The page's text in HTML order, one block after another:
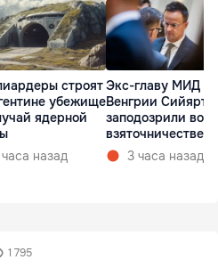
строят
убежище
ядерной
назад
Экс-главу МИД
Венгрии Сийярто
заподозрили во
взяточничестве
3 часа назад
1 795